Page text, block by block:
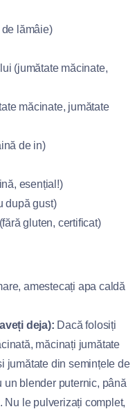
lămâie)
(jumătate măcinate,
măcinate, jumătate
de in)
esențial!)
după gust)
gluten, certificat)
amestecați apa caldă
deja): Dacă folosiți
măcinați jumătate
jumătate din semințele de
un blender puternic, până
Nu le pulverizați complet,